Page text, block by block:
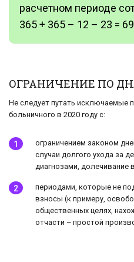
расчетном периоде
365 + 365 – 12 – 23 =
ОГРАНИЧЕНИЕ ПО
Не следует путать исключаемые
больничного в 2020 году с:
ограничением законом
случаи долгого ухода за
диагнозами, долечивание
периодами, которые не
взносы (к примеру,
общественных целях,
отчасти – простой